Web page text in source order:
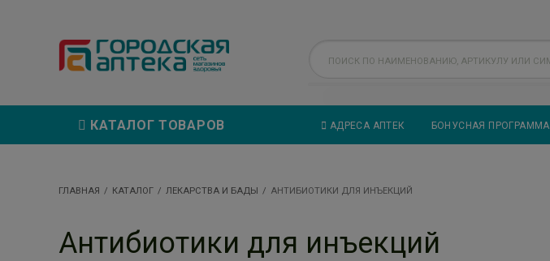
АДРЕСА АПТЕК БОНУСНАЯ ПРОГРАММА
КАТАЛОГ ТОВАРОВ
ГЛАВНАЯ КАТАЛОГ ЛЕКАРСТВА И БАДЫ АНТИБИОТИКИ ДЛЯ ИНЪЕКЦИЙ
Антибиотики для инъекций